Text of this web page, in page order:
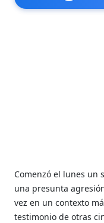
Comenzó el lunes un
una presunta
vez en un contexto
testimonio de otras